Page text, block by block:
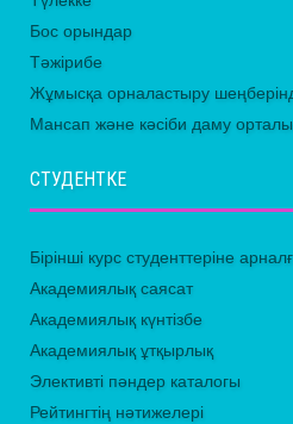
Бос орындар
Тәжірибе
Жұмысқа орналастыру
Мансап және кәсіби даму
СТУДЕНТКЕ
Бірінші курс студенттеріне
Академиялық саясат
Академиялық күнтізбе
Академиялық ұтқырлық
Элективті пәндер каталогы
Рейтингтің нәтижелері